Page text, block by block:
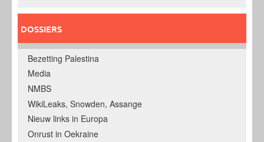
DOSSIERS
Bezetting Palestina
Media
NMBS
WikiLeaks, Snowden, Assange
Nieuw links in Europa
Onrust in Oekraine